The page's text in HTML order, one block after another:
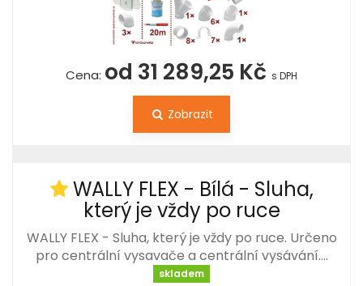
Cena: od 31 289,25 Kč s DPH
Zobrazit
WALLY FLEX - Bílá - Sluha,
který je vždy po ruce
WALLY FLEX - Sluha, který je vždy po ruce. Určeno
pro centrální vysavače a centrální vysávání.…
skladem